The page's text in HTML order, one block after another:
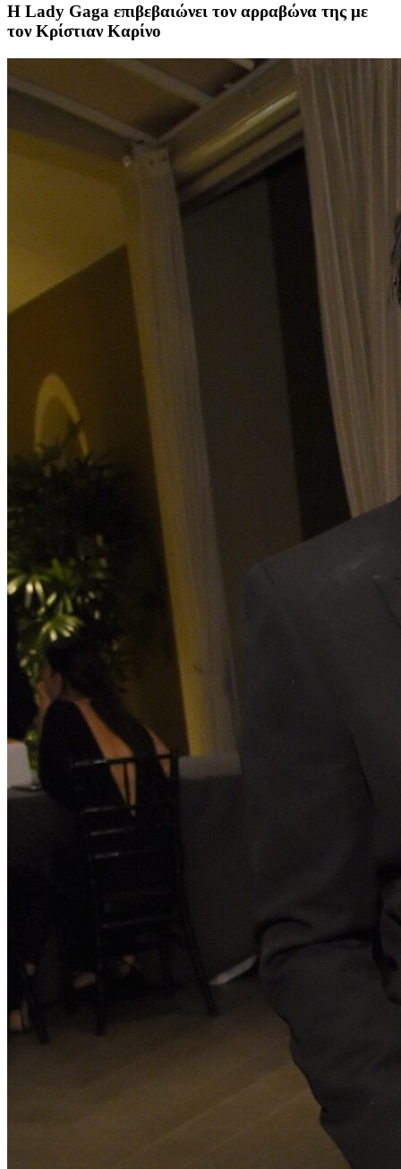
Η Lady Gaga επιβεβαιώνει τον αρραβώνα της με
τον Κρίστιαν Καρίνο